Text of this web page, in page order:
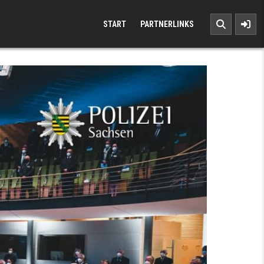
START PARTNERLINKS